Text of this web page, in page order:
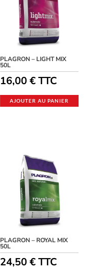
PLAGRON – LIGHT MIX
50L
16,00€TTC
AJOUTER AU PANIER
PLAGRON – ROYAL MIX
50L
24,50€TTC